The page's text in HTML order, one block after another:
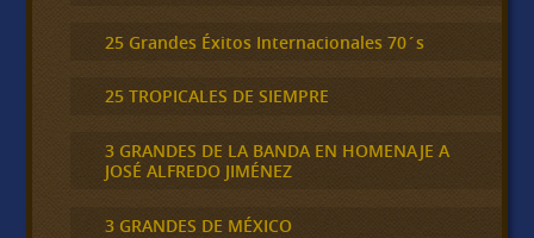
25 Grandes Éxitos Internacionales 70´s
25 TROPICALES DE SIEMPRE
3 GRANDES DE LA BANDA EN HOMENAJE A
JOSÉ ALFREDO JIMÉNEZ
3 GRANDES DE MÉXICO